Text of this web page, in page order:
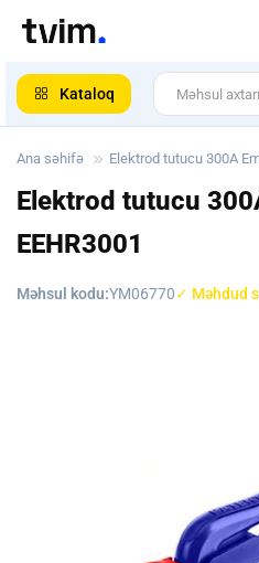
Kataloq
Ana səhifə Elektrod tutucu 300A
Elektrod tutucu
EEHR3001
Məhsul kodu:YM06770✓ Məhdud